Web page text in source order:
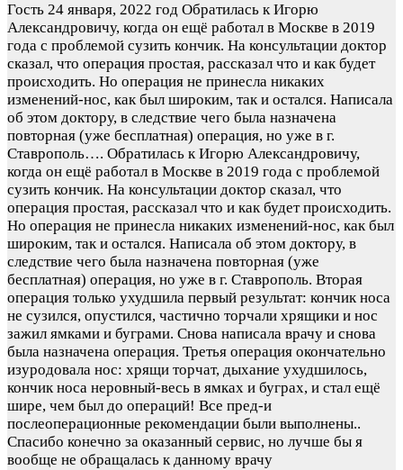
Гость 24 января, 2022 год Обратилась к Игорю
Александровичу, когда он ещё работал в Москве в 2019
года с проблемой сузить кончик. На консультации доктор
сказал, что операция простая, рассказал что и как будет
происходить. Но операция не принесла никаких
изменений-нос, как был широким, так и остался. Написала
об этом доктору, в следствие чего была назначена
повторная (уже бесплатная) операция, но уже в г.
Ставрополь…. Обратилась к Игорю Александровичу,
когда он ещё работал в Москве в 2019 года с проблемой
сузить кончик. На консультации доктор сказал, что
операция простая, рассказал что и как будет происходить.
Но операция не принесла никаких изменений-нос, как был
широким, так и остался. Написала об этом доктору, в
следствие чего была назначена повторная (уже
бесплатная) операция, но уже в г. Ставрополь. Вторая
операция только ухудшила первый результат: кончик носа
не сузился, опустился, частично торчали хрящики и нос
зажил ямками и буграми. Снова написала врачу и снова
была назначена операция. Третья операция окончательно
изуродовала нос: хрящи торчат, дыхание ухудшилось,
кончик носа неровный-весь в ямках и буграх, и стал ещё
шире, чем был до операций! Все пред-и
послеоперационные рекомендации были выполнены..
Спасибо конечно за оказанный сервис, но лучше бы я
вообще не обращалась к данному врачу